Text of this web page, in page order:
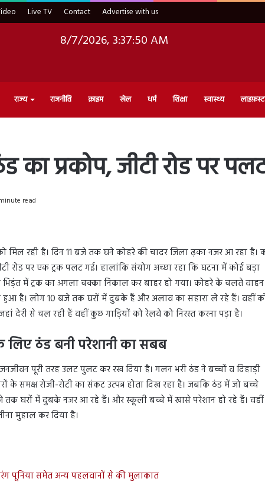
Live TV Contact Advertise with us
8/7/2026, 3:37:51 AM
राज्य राजनीति क्राइम खेल धर्म शिक्षा स्वास्थ्य
प्रकोप, जीटी रोड पर
read
मिल रही है। दिन 11 बजे तक घने कोहरे की चादर जिला ढ़का नजर आ रहा है।
पर एक ट्रक पलट गई। हालांकि संयोग अच्छा रहा कि घटना में कोई बड़ा
में ट्रक का अगला चक्का निकाल कर बाहर हो गया। कोहरे के चलते
हुआ है। लोग 10 बजे तक घरों में दुबके हैं और अलाव का सहारा ले रहे हैं। वहीं
देरी से चल रही हैं वहीं कुछ गाड़ियों को रेलवे को निरस्त करना पड़ा है।
लिए ठंड बनी परेशानी का सबब
पूरी तरह उलट पुलट कर रख दिया है। गलन भरी ठंड ने बच्चों व दिहाड़ी
समक्ष रोजी-रोटी का संकट उत्पन्न होता दिख रहा है। जबकि ठंड में जो बच्चे
घरों में दुबके नजर आ रहे हैं। और स्कूली बच्चे में खासे परेशान हो रहे हैं। वहीं
मुहाल कर दिया है।
पूनिया समेत अन्य पहलवानों से की मुलाकात